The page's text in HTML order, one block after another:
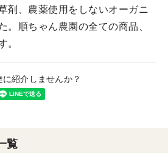
剤、農薬使用をしないオーガニ
。順ちゃん農園の全ての商品、
。
紹介しませんか？
覧